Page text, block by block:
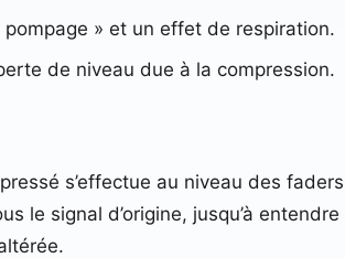
» et un effet de respiration.
de niveau due à la compression.
s’effectue au niveau des
le signal d’origine, jusqu’à